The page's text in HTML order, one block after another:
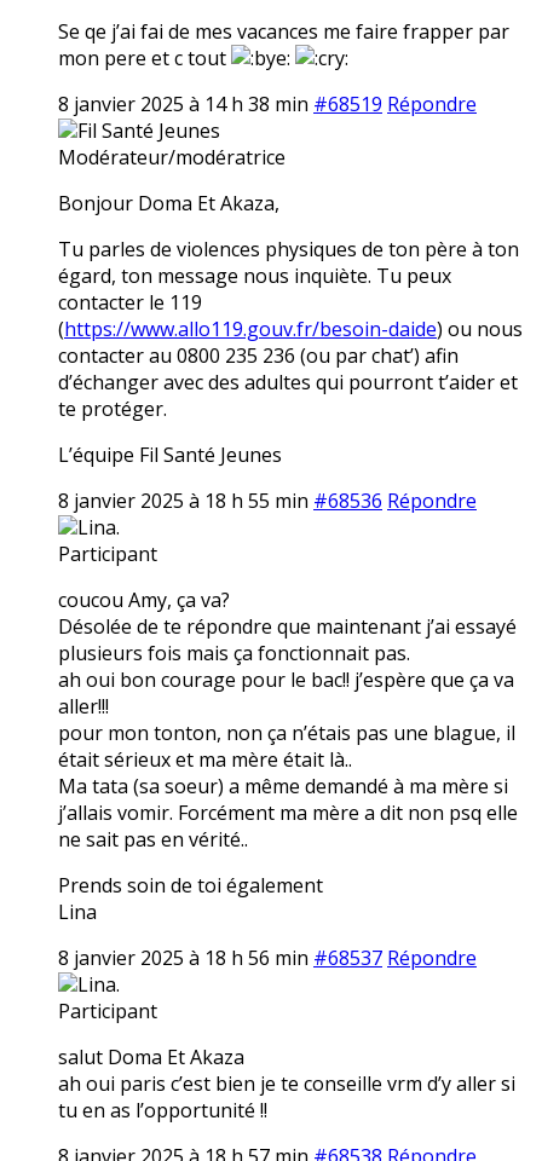
Se qe j’ai fai de mes vacances me faire frapper par
mon pere et c tout
8 janvier 2025 à 14 h 38 min #68519 Répondre
Fil Santé Jeunes
Modérateur/modératrice
Bonjour Doma Et Akaza,
Tu parles de violences physiques de ton père à ton
égard, ton message nous inquiète. Tu peux
contacter le 119
(https://www.allo119.gouv.fr/besoin-daide) ou nous
contacter au 0800 235 236 (ou par chat’) afin
d’échanger avec des adultes qui pourront t’aider et
te protéger.
L’équipe Fil Santé Jeunes
8 janvier 2025 à 18 h 55 min #68536 Répondre
Lina.
Participant
coucou Amy, ça va?
Désolée de te répondre que maintenant j’ai essayé
plusieurs fois mais ça fonctionnait pas.
ah oui bon courage pour le bac!! j’espère que ça va
aller!!!
pour mon tonton, non ça n’étais pas une blague, il
était sérieux et ma mère était là..
Ma tata (sa soeur) a même demandé à ma mère si
j’allais vomir. Forcément ma mère a dit non psq elle
ne sait pas en vérité..
Prends soin de toi également
Lina
8 janvier 2025 à 18 h 56 min #68537 Répondre
Lina.
Participant
salut Doma Et Akaza
ah oui paris c’est bien je te conseille vrm d’y aller si
tu en as l’opportunité !!